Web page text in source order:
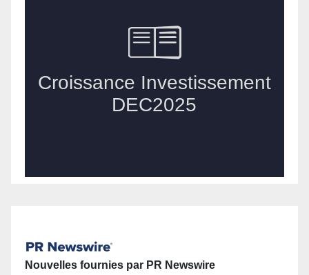
Nouvelles fournies par PR Newswire